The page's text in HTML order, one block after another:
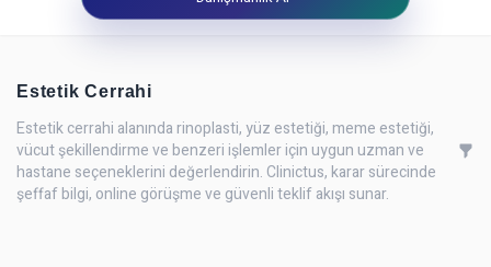
Estetik Cerrahi
Estetik cerrahi alanında rinoplasti, yüz estetiği, meme estetiği,
vücut şekillendirme ve benzeri işlemler için uygun uzman ve
hastane seçeneklerini değerlendirin. Clinictus, karar sürecinde
şeffaf bilgi, online görüşme ve güvenli teklif akışı sunar.